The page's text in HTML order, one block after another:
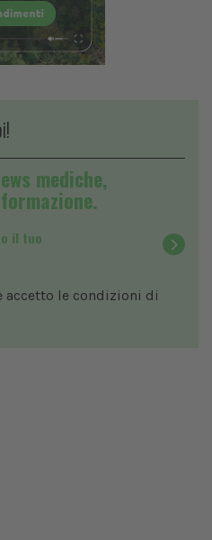
mediche,
il tuo
accetto le condizioni di